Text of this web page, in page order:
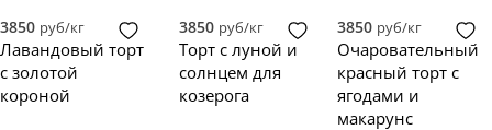
3850 руб/кг
Лавандовый торт
с золотой
короной
3850 руб/кг
Торт с луной и
солнцем для
козерога
3850 руб/кг
Очаровательный
красный торт с
ягодами и
макарунс